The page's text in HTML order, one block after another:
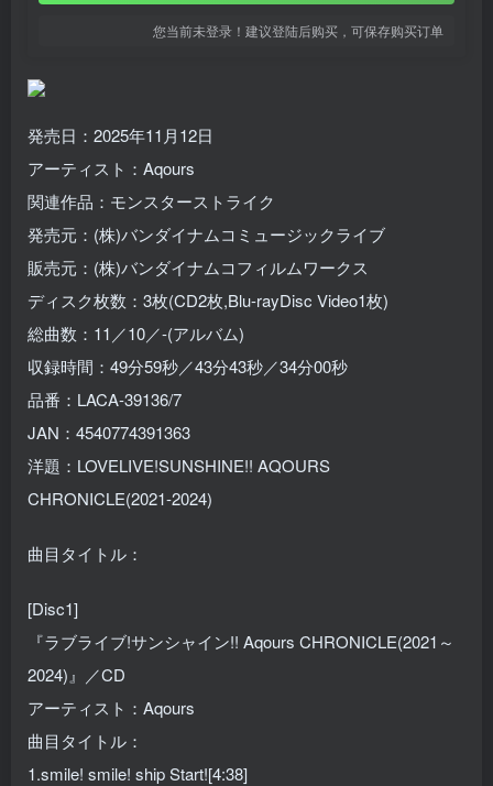
您当前未登录！建议登陆后购买，可保存购买订单
発売日：2025年11月12日
アーティスト：Aqours
関連作品：モンスターストライク
発売元：(株)バンダイナムコミュージックライブ
販売元：(株)バンダイナムコフィルムワークス
ディスク枚数：3枚(CD2枚,Blu-rayDisc Video1枚)
総曲数：11／10／-(アルバム)
収録時間：49分59秒／43分43秒／34分00秒
品番：LACA-39136/7
JAN：4540774391363
洋題：LOVELIVE!SUNSHINE!! AQOURS
CHRONICLE(2021-2024)
曲目タイトル：
[Disc1]
『ラブライブ!サンシャイン!! Aqours CHRONICLE(2021～
2024)』／CD
アーティスト：Aqours
曲目タイトル：
1.smile! smile! ship Start![4:38]